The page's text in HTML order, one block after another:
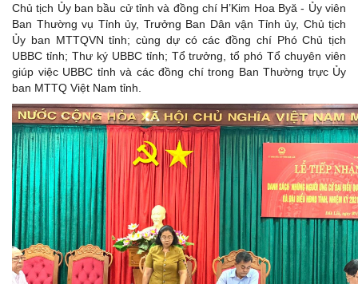
Chủ tịch Ủy ban bầu cử tỉnh và đồng chí H’Kim Hoa Byă - Ủy viên
Ban Thường vụ Tỉnh ủy, Trưởng Ban Dân vận Tỉnh ủy, Chủ tịch
Ủy ban MTTQVN tỉnh; cùng dự có các đồng chí Phó Chủ tịch
UBBC tỉnh; Thư ký UBBC tỉnh; Tổ trưởng, tổ phó Tổ chuyên viên
giúp việc UBBC tỉnh và các đồng chí trong Ban Thường trực Ủy
ban MTTQ Việt Nam tỉnh.